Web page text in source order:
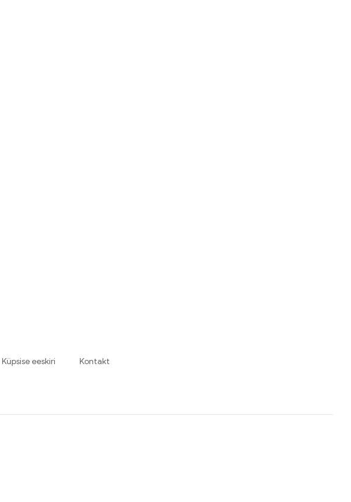
Küpsise eeskiri Kontakt